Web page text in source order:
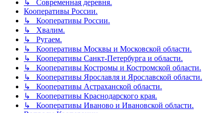
↳ Современная деревня.
Кооперативы России.
↳ Кооперативы России.
↳ Хвалим.
↳ Ругаем.
↳ Кооперативы Москвы и Московской области.
↳ Кооперативы Санкт-Петербурга и области.
↳ Кооперативы Костромы и Костромской области.
↳ Кооперативы Ярославля и Ярославской области.
↳ Кооперативы Астраханской области.
↳ Кооперативы Краснодарского края.
↳ Кооперативы Иваново и Ивановской области.